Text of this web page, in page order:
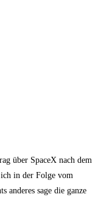
über SpaceX nach dem
ich in der Folge vom
anderes sage die ganze